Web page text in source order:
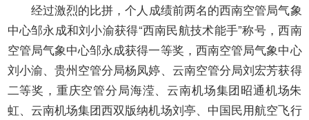
经过激烈的比拼，个人成绩前两名的西南空管局气象
中心邹永成和刘小渝获得“西南民航技术能手”称号，西南
空管局气象中心邹永成获得一等奖，西南空管局气象中心
刘小渝、贵州空管分局杨凤婷、云南空管分局刘宏芳获得
二等奖，重庆空管分局海滢、云南机场集团昭通机场朱
虹、云南机场集团西双版纳机场刘亭、中国民用航空飞行